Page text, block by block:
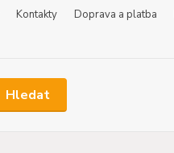
Kontakty Doprava a platba
Hledat